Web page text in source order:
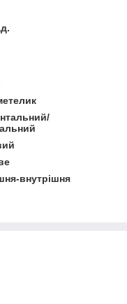
внутрішня